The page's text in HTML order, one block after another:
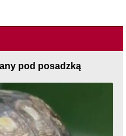
pod posadzką